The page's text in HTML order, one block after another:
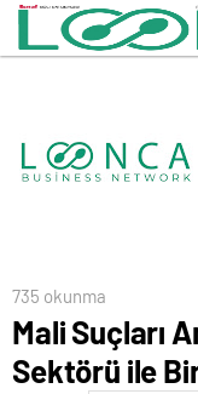
735 okunma
Mali Suçları
Sektörü ile